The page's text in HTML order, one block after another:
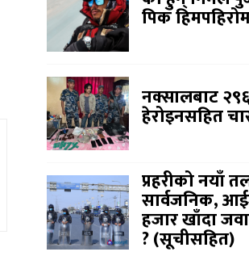
पिक
नक्सालबाट
हेरोइनसहित
प्रहरीको नयाँ
सार्वजनिक,
हजार खाँदा
? (सूचीसहित)